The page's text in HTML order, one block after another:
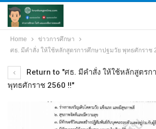
Home
ข่าวการศึกษา
ศธ. มีคำสั่ง ให้ใช้หลักสูตรการศึกษาปฐมวัย พุทธศักราช
Return to "ศธ. มีคำสั่ง ให้ใช้หลักสูตรก
พุทธศักราช 2560 !!"